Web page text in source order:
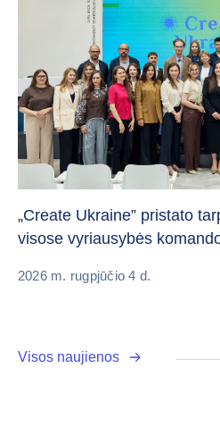
„Create Ukraine” pristato
visose vyriausybės
2026 m. rugpjūčio 4 d.
Visos naujienos